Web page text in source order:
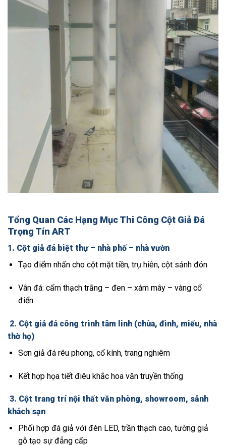
Tổng Quan Các Hạng Mục Thi Công Cột Giả Đá
Trọng Tín ART
1. Cột giả đá biệt thự – nhà phố – nhà vườn
Tạo điểm nhấn cho cột mặt tiền, trụ hiên, cột sảnh đón
Vân đá: cẩm thạch trắng – đen – xám mây – vàng cổ
điển
2. Cột giả đá công trình tâm linh (chùa, đình, miếu, nhà
thờ họ)
Sơn giả đá rêu phong, cổ kính, trang nghiêm
Kết hợp họa tiết điêu khắc hoa văn truyền thống
3. Cột trang trí nội thất văn phòng, showroom, sảnh
khách sạn
Phối hợp đá giả với đèn LED, trần thạch cao, tường giả
gỗ tạo sự đẳng cấp